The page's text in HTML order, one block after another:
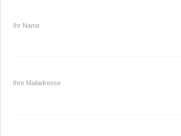
Ihr Name
Ihre Mailadresse